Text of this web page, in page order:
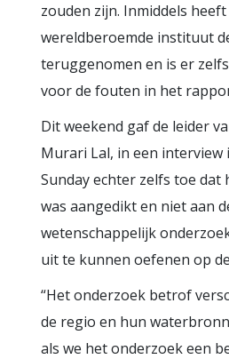
zouden zijn. Inmiddels
wereldberoemde instituut
teruggenomen en is er
voor de fouten in het
Dit weekend gaf de leider
Murari Lal, in een interview
Sunday echter zelfs toe
was aangedikt en niet aan
wetenschappelijk
uit te kunnen oefenen op
“Het onderzoek betrof
de regio en hun
als we het onderzoek een